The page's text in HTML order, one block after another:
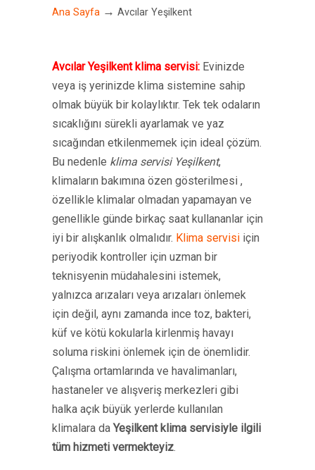
Ana Sayfa → Avcılar Yeşilkent
Avcılar Yeşilkent klima servisi: Evinizde
veya iş yerinizde klima sistemine sahip
olmak büyük bir kolaylıktır. Tek tek odaların
sıcaklığını sürekli ayarlamak ve yaz
sıcağından etkilenmemek için ideal çözüm.
Bu nedenle klima servisi Yeşilkent,
klimaların bakımına özen gösterilmesi ,
özellikle klimalar olmadan yapamayan ve
genellikle günde birkaç saat kullananlar için
iyi bir alışkanlık olmalıdır. Klima servisi için
periyodik kontroller için uzman bir
teknisyenin müdahalesini istemek,
yalnızca arızaları veya arızaları önlemek
için değil, aynı zamanda ince toz, bakteri,
küf ve kötü kokularla kirlenmiş havayı
soluma riskini önlemek için de önemlidir.
Çalışma ortamlarında ve havalimanları,
hastaneler ve alışveriş merkezleri gibi
halka açık büyük yerlerde kullanılan
klimalara daYeşilkent klima servisiyle ilgili
tüm hizmeti vermekteyiz.